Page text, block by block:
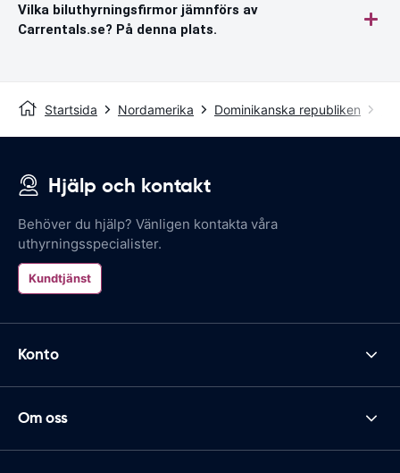
Vilka biluthyrningsfirmor jämnförs av
Carrentals.se? På denna plats.
Startsida Nordamerika Dominikanska republiken
Hjälp och kontakt
Behöver du hjälp? Vänligen kontakta våra
uthyrningsspecialister.
Kundtjänst
Konto
Om oss